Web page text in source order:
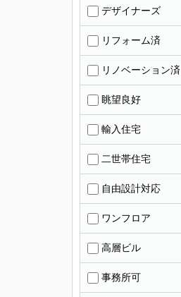
デザイナーズ
リフォーム済
リノベーション済
眺望良好
輸入住宅
二世帯住宅
自由設計対応
ワンフロア
高層ビル
事務所可